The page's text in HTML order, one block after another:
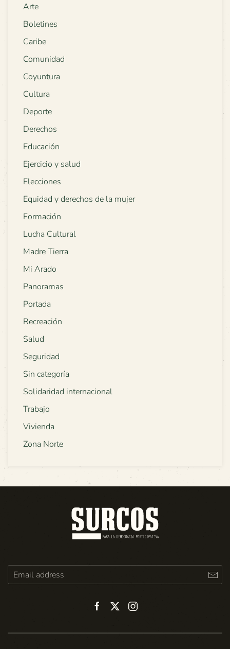
Arte
Boletines
Caribe
Comunidad
Coyuntura
Cultura
Deporte
Derechos
Educación
Ejercicio y salud
Elecciones
Equidad y derechos de la mujer
Formación
Lucha Cultural
Madre Tierra
Mi Arado
Panoramas
Portada
Recreación
Salud
Seguridad
Sin categoría
Solidaridad internacional
Trabajo
Vivienda
Zona Norte